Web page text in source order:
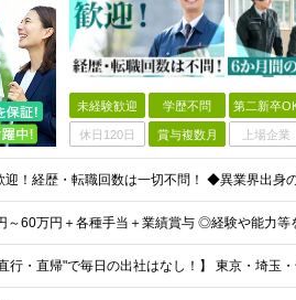
未経験歓迎 学歴不問 第二新卒
休日120日 賞与複数月 上場企業